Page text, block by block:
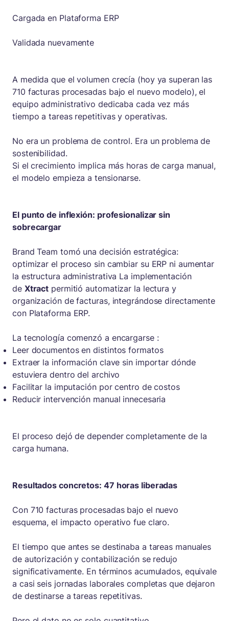
Cargada en Plataforma ERP
Validada nuevamente
A medida que el volumen crecía (hoy ya superan las
710 facturas procesadas bajo el nuevo modelo), el
equipo administrativo dedicaba cada vez más
tiempo a tareas repetitivas y operativas.
No era un problema de control. Era un problema de
sostenibilidad.
Si el crecimiento implica más horas de carga manual,
el modelo empieza a tensionarse.
El punto de inflexión: profesionalizar sin
sobrecargar
Brand Team tomó una decisión estratégica:
optimizar el proceso sin cambiar su ERP ni aumentar
la estructura administrativa La implementación
de Xtract permitió automatizar la lectura y
organización de facturas, integrándose directamente
con Plataforma ERP.
La tecnología comenzó a encargarse :
Leer documentos en distintos formatos
Extraer la información clave sin importar dónde
estuviera dentro del archivo
Facilitar la imputación por centro de costos
Reducir intervención manual innecesaria
El proceso dejó de depender completamente de la
carga humana.
Resultados concretos: 47 horas liberadas
Con 710 facturas procesadas bajo el nuevo
esquema, el impacto operativo fue claro.
El tiempo que antes se destinaba a tareas manuales
de autorización y contabilización se redujo
significativamente. En términos acumulados, equivale
a casi seis jornadas laborales completas que dejaron
de destinarse a tareas repetitivas.